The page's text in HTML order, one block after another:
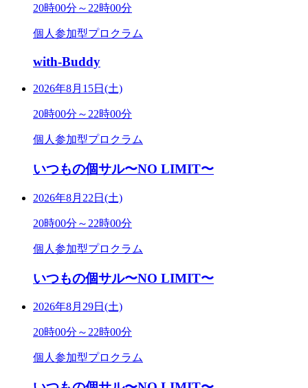
20時00分～22時00分
個人参加型プロクラム
with-Buddy
2026年8月15日(土)
20時00分～22時00分
個人参加型プロクラム
いつもの個サル〜NO LIMIT〜
2026年8月22日(土)
20時00分～22時00分
個人参加型プロクラム
いつもの個サル〜NO LIMIT〜
2026年8月29日(土)
20時00分～22時00分
個人参加型プロクラム